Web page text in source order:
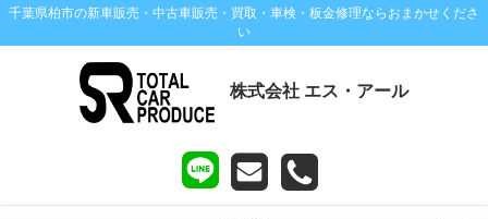
千葉県柏市の新車販売・中古車販売・買取・車検・板金修理ならおまかせくださ
い
株式会社 エス・アール